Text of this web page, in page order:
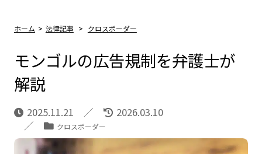
ホーム > 法律記事 > クロスボーダー
モンゴルの広告規制を弁護士が
解説
2025.11.21 2026.03.10
クロスボーダー